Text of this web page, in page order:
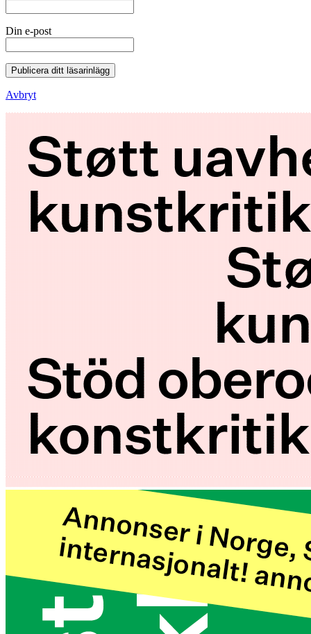
Din e-post
Publicera ditt läsarinlägg
Avbryt